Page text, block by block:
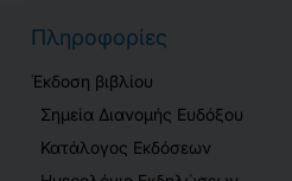
Πληροφορίες
Έκδοση βιβλίου
Σημεία Διανομής Ευδόξου
Κατάλογος Εκδόσεων